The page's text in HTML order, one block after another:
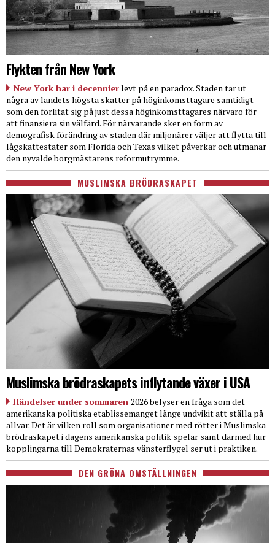
Flykten från New York
New York har i decennierlevt på en paradox. Staden tar ut
några av landets högsta skatter på höginkomsttagare samtidigt
som den förlitat sig på just dessa höginkomsttagares närvaro för
att finansiera sin välfärd. För närvarande sker en form av
demografisk förändring av staden där miljonärer väljer att flytta till
lågskattestater som Florida och Texas vilket påverkar och utmanar
den nyvalde borgmästarens reformutrymme.
MUSLIMSKA BRÖDRASKAPET
Muslimska brödraskapets inflytande växer i USA
Händelser under sommaren 2026 belyser en fråga som det
amerikanska politiska etablissemanget länge undvikit att ställa på
allvar. Det är vilken roll som organisationer med rötter i Muslimska
brödraskapet i dagens amerikanska politik spelar samt därmed hur
kopplingarna till Demokraternas vänsterflygel ser ut i praktiken.
DEN GRÖNA OMSTÄLLNINGEN